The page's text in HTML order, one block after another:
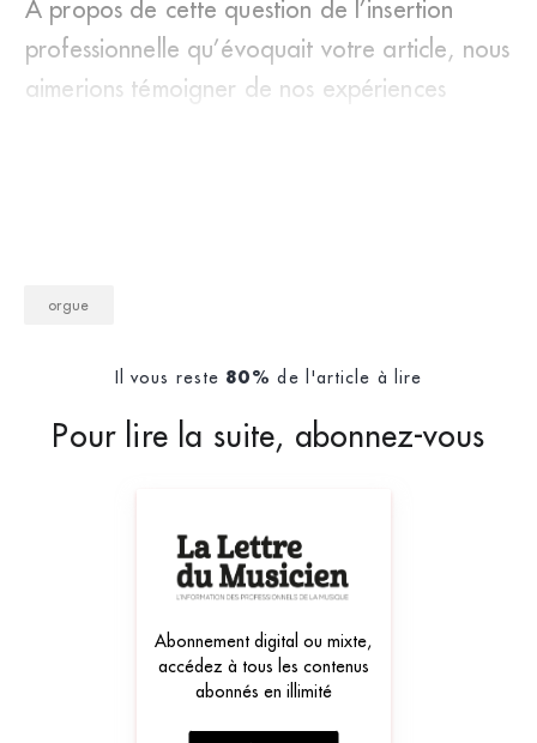
A propos de cette question de l’insertion
professionnelle qu’évoquait votre article, nous
aimerions témoigner de nos expériences
orgue
Il vous reste 80% de l'article à lire
Pour lire la suite, abonnez-vous
Abonnement digital ou mixte,
accédez à tous les contenus
abonnés en illimité